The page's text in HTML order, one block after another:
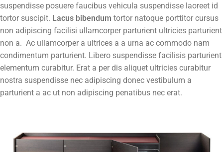
suspendisse posuere faucibus vehicula suspendisse laoreet id
tortor suscipit. Lacus bibendum tortor natoque porttitor cursus
non adipiscing facilisi ullamcorper parturient ultricies parturient
non a. Ac ullamcorper a ultrices a a urna ac commodo nam
condimentum parturient. Libero suspendisse facilisis parturient
elementum curabitur. Erat a per dis aliquet ultricies curabitur
nostra suspendisse nec adipiscing donec vestibulum a
parturient a ac ut non adipiscing penatibus nec erat.